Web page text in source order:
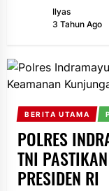
Ilyas
3 Tahun Ago
BERITA UTAMA
POLRES
TNI
PRESIDEN RI